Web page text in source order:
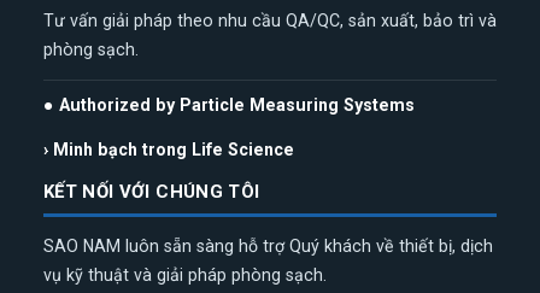
Tư vấn giải pháp theo nhu cầu QA/QC, sản xuất, bảo trì và
phòng sạch.
● Authorized by Particle Measuring Systems
› Minh bạch trong Life Science
KẾT NỐI VỚI CHÚNG TÔI
SAO NAM luôn sẵn sàng hỗ trợ Quý khách về thiết bị, dịch
vụ kỹ thuật và giải pháp phòng sạch.